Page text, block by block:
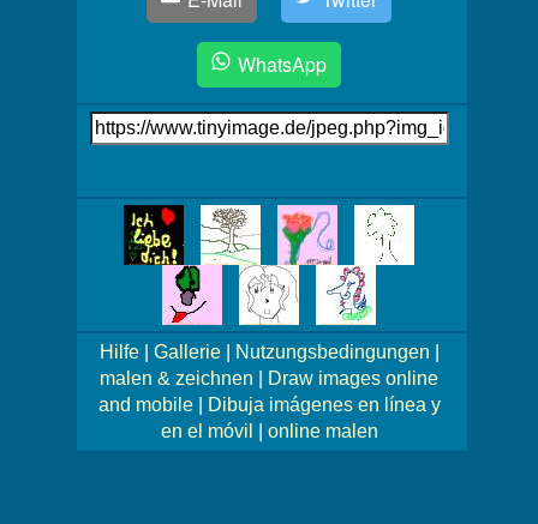
WhatsApp
Link
auf's
Bilder!
Hilfe| Gallerie| Nutzungsbedingungen
malen & zeichnen
Draw images online
and mobile|
Dibuja imágenes en línea y
en el móvil
online malen